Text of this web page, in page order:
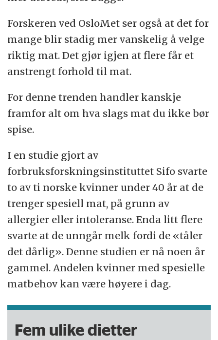
Forskeren ved OsloMet ser også at det for
mange blir stadig mer vanskelig å velge
riktig mat. Det gjør igjen at flere får et
anstrengt forhold til mat.
For denne trenden handler kanskje
framfor alt om hva slags mat du ikke bør
spise.
I en studie gjort av
forbruksforskningsinstituttet Sifo svarte
to av ti norske kvinner under 40 år at de
trenger spesiell mat, på grunn av
allergier eller intoleranse. Enda litt flere
svarte at de unngår melk fordi de «tåler
det dårlig». Denne studien er nå noen år
gammel. Andelen kvinner med spesielle
matbehov kan være høyere i dag.
Fem ulike dietter